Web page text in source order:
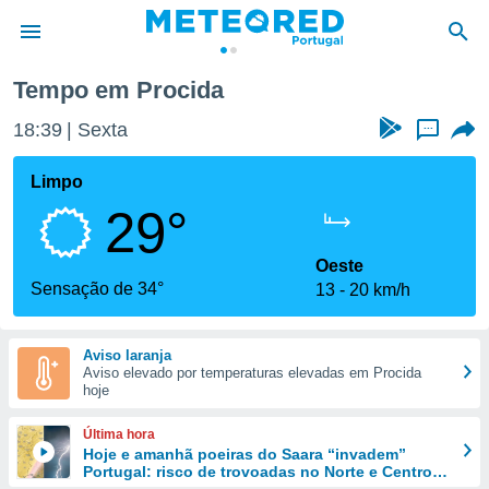
da
foi
fornecidas
a este
das
e
forma
digital
Tempo em Procida
18:39 Sexta ...
Limpo
29°
Sensação de 34°
Oeste
13
20 km/h
Aviso laranja
Aviso elevado por temperaturas elevadas em Procida
hoje
Última hora
Hoje e amanhã poeiras do Saara “invadem”
Portugal: risco de trovoadas no Norte e Centro